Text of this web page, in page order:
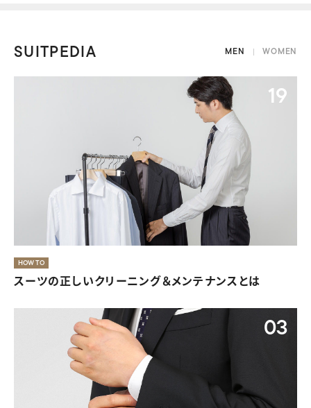
SUITPEDIA MEN WOMEN
19
HOW TO
スーツの正しいクリーニング＆メンテナンスとは
03
09
40代・50代にふさわしいレディース喪服
08